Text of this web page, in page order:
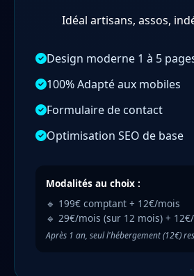
Idéal artisans, assos,
Design moderne 1 à 5
100% Adapté aux mobiles
Formulaire de contact
Optimisation SEO de base
Modalités au choix :
🔹 199€ comptant + 12€/mois
🔹 29€/mois (sur 12 mois) +
Après 1 an, seul l'hébergement (12€)